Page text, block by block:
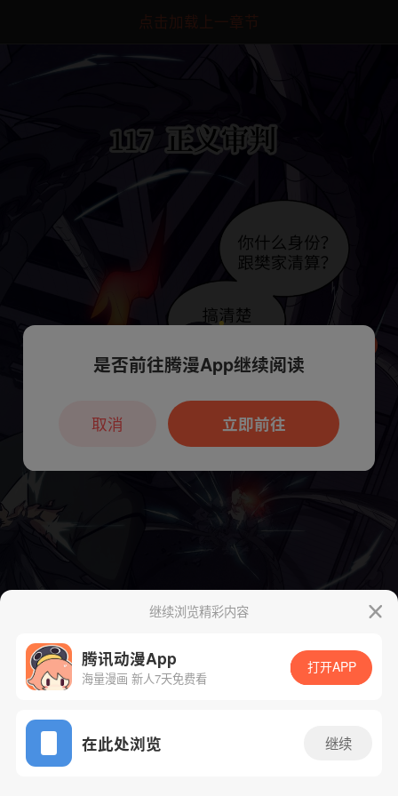
点击加载上一章节
App免费看
下一话 腾漫App免费看
继续浏览精彩内容
腾讯动漫App
海量漫画 新人7天免费看
打开APP
在此处浏览 继续
本章节仅支持App阅读，可打开App新用
户7天免费看
是否前往腾漫App继续阅读
立即前往
取消